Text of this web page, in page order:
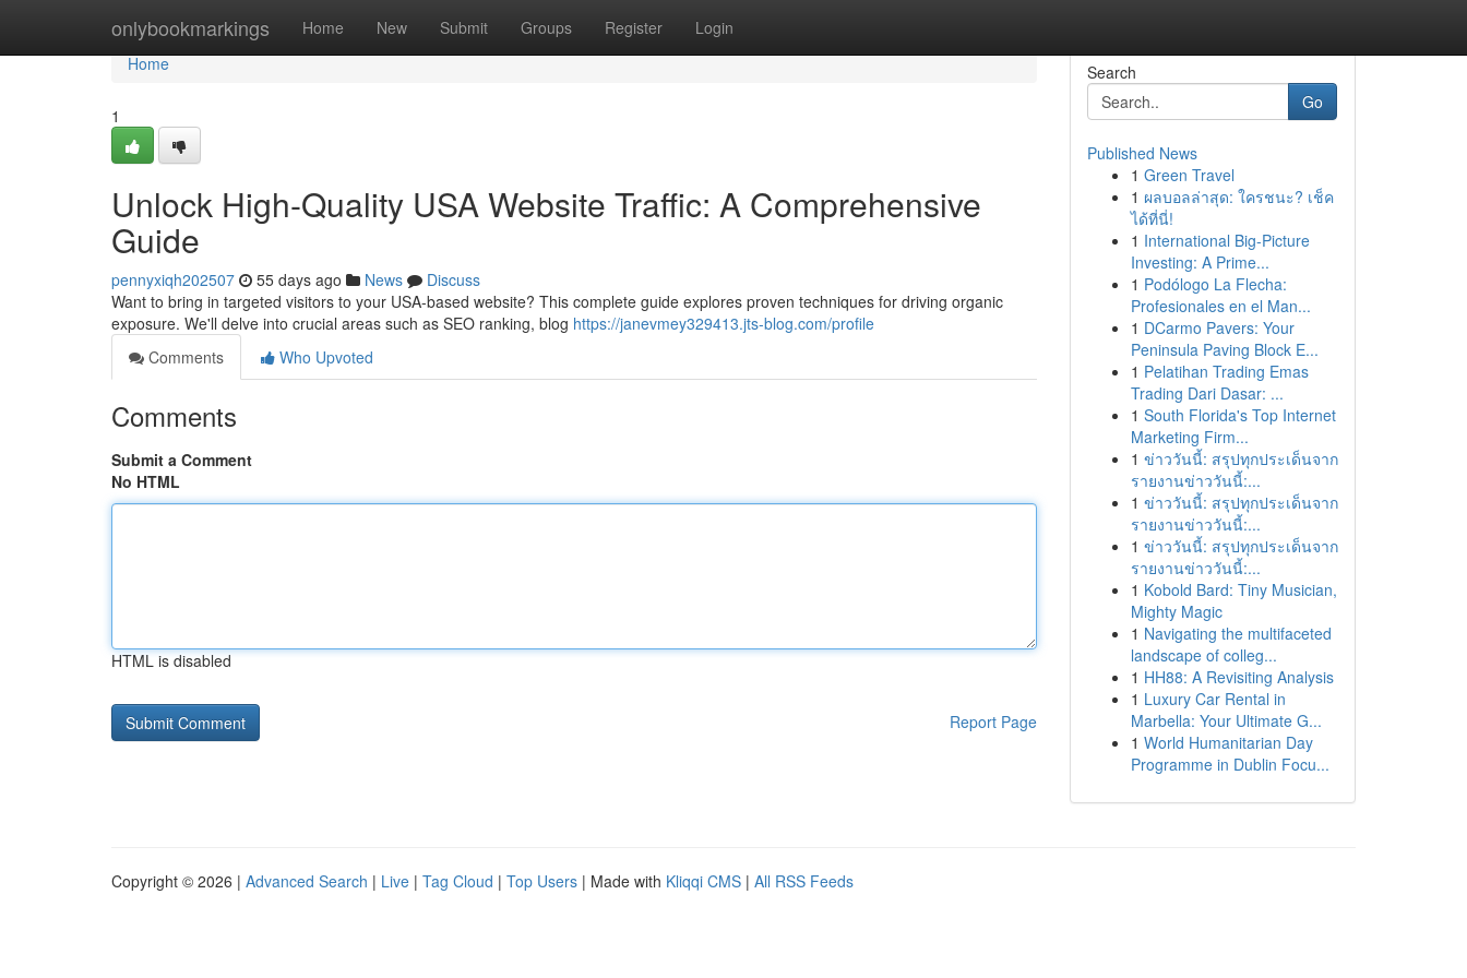
onlybookmarkings Home New Submit Groups Register Login
Home
Home
1
Unlock High-Quality USA Website Traffic: A Comprehensive
Guide
pennyxiqh202507 55 days ago News
Discuss
Want to bring in targeted visitors to your USA-based website? This complete guide explores proven techniques for driving organic
exposure. We'll delve into crucial areas such as SEO ranking, blog https://janevmey329413.jts-blog.com/profile
Comments
Who Upvoted
Comments
Submit a Comment
No HTML
HTML is disabled
Report Page
Search
Go
Published News
1 Green Travel
1 ผลบอลล่าสุด: ใครชนะ? เช็ค
ได้ที่นี่!
1 International Big-Picture
Investing: A Prime...
1 Podólogo La Flecha:
Profesionales en el Man...
1 DCarmo Pavers: Your
Peninsula Paving Block E...
1 Pelatihan Trading Emas
Trading Dari Dasar: ...
1 South Florida's Top Internet
Marketing Firm...
1 ข่าววันนี้: สรุปทุกประเด็นจาก
รายงานข่าววันนี้:...
1 ข่าววันนี้: สรุปทุกประเด็นจาก
รายงานข่าววันนี้:...
1 ข่าววันนี้: สรุปทุกประเด็นจาก
รายงานข่าววันนี้:...
1 Kobold Bard: Tiny Musician,
Mighty Magic
1 Navigating the multifaceted
landscape of colleg...
1 HH88: A Revisiting Analysis
1 Luxury Car Rental in
Marbella: Your Ultimate G...
1 World Humanitarian Day
Programme in Dublin Focu...
Copyright © 2026 | Advanced Search | Live | Tag Cloud | Top Users | Made with Kliqqi CMS | All RSS Feeds